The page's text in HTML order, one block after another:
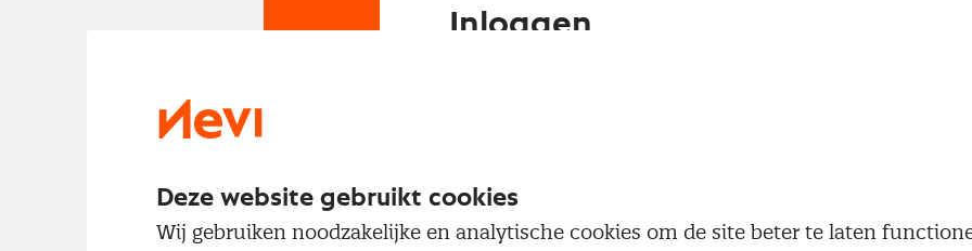
Inloggen
Deze website gebruikt cookies
Wij gebruiken noodzakelijke en analytische cookies om de site beter te laten